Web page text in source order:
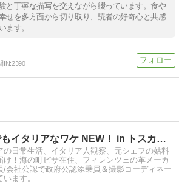
と丁寧な描写を交えながら綴っています。食や
せを多方面から切り取り、読者の好奇心と共感
ます。
IN:2390
それでもイタリアなワケ NEW！ in トスカーナ
の日常生活、イタリア人観察、元シェフの姑料
け！海の町ピサ在住、フィレンツェの革メーカ
/会社公認で政府公認添乗員＆撮影コーディネー
います。